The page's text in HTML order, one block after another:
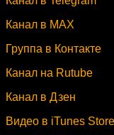
Канал в MAX
Группа в Контакте
Канал на Rutube
Канал в Дзен
Видео в iTunes Store